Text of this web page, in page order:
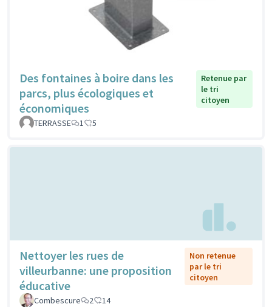
Des fontaines à boire dans les
parcs, plus écologiques et
économiques
Retenue par
le tri
citoyen
TERRASSE 1 5
Nettoyer les rues de
villeurbanne: une proposition
éducative
Non retenue
par le tri
citoyen
Combescure 2 14